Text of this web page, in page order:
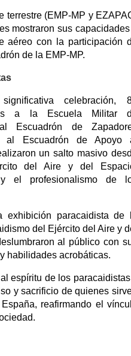
terrestre (EMP-MP y
mostraron sus
aéreo con la participación
de la EMP-MP.
celebración,
a la Escuela Militar
Escuadrón de
al Escuadrón de Apoyo
un salto masivo
del Aire y del
el profesionalismo de
exhibición paracaidista de
del Ejército del Aire y
al público con
habilidades acrobáticas.
espíritu de los
y sacrificio de quienes
reafirmando el